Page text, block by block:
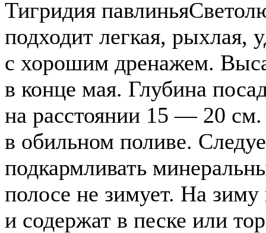
Тигридия павлинья
подходит легкая, рыхлая,
с хорошим дренажем.
в конце мая. Глубина
на расстоянии 15 — 20 см.
в обильном поливе.
подкармливать
полосе не зимует. На
и содержат в песке или